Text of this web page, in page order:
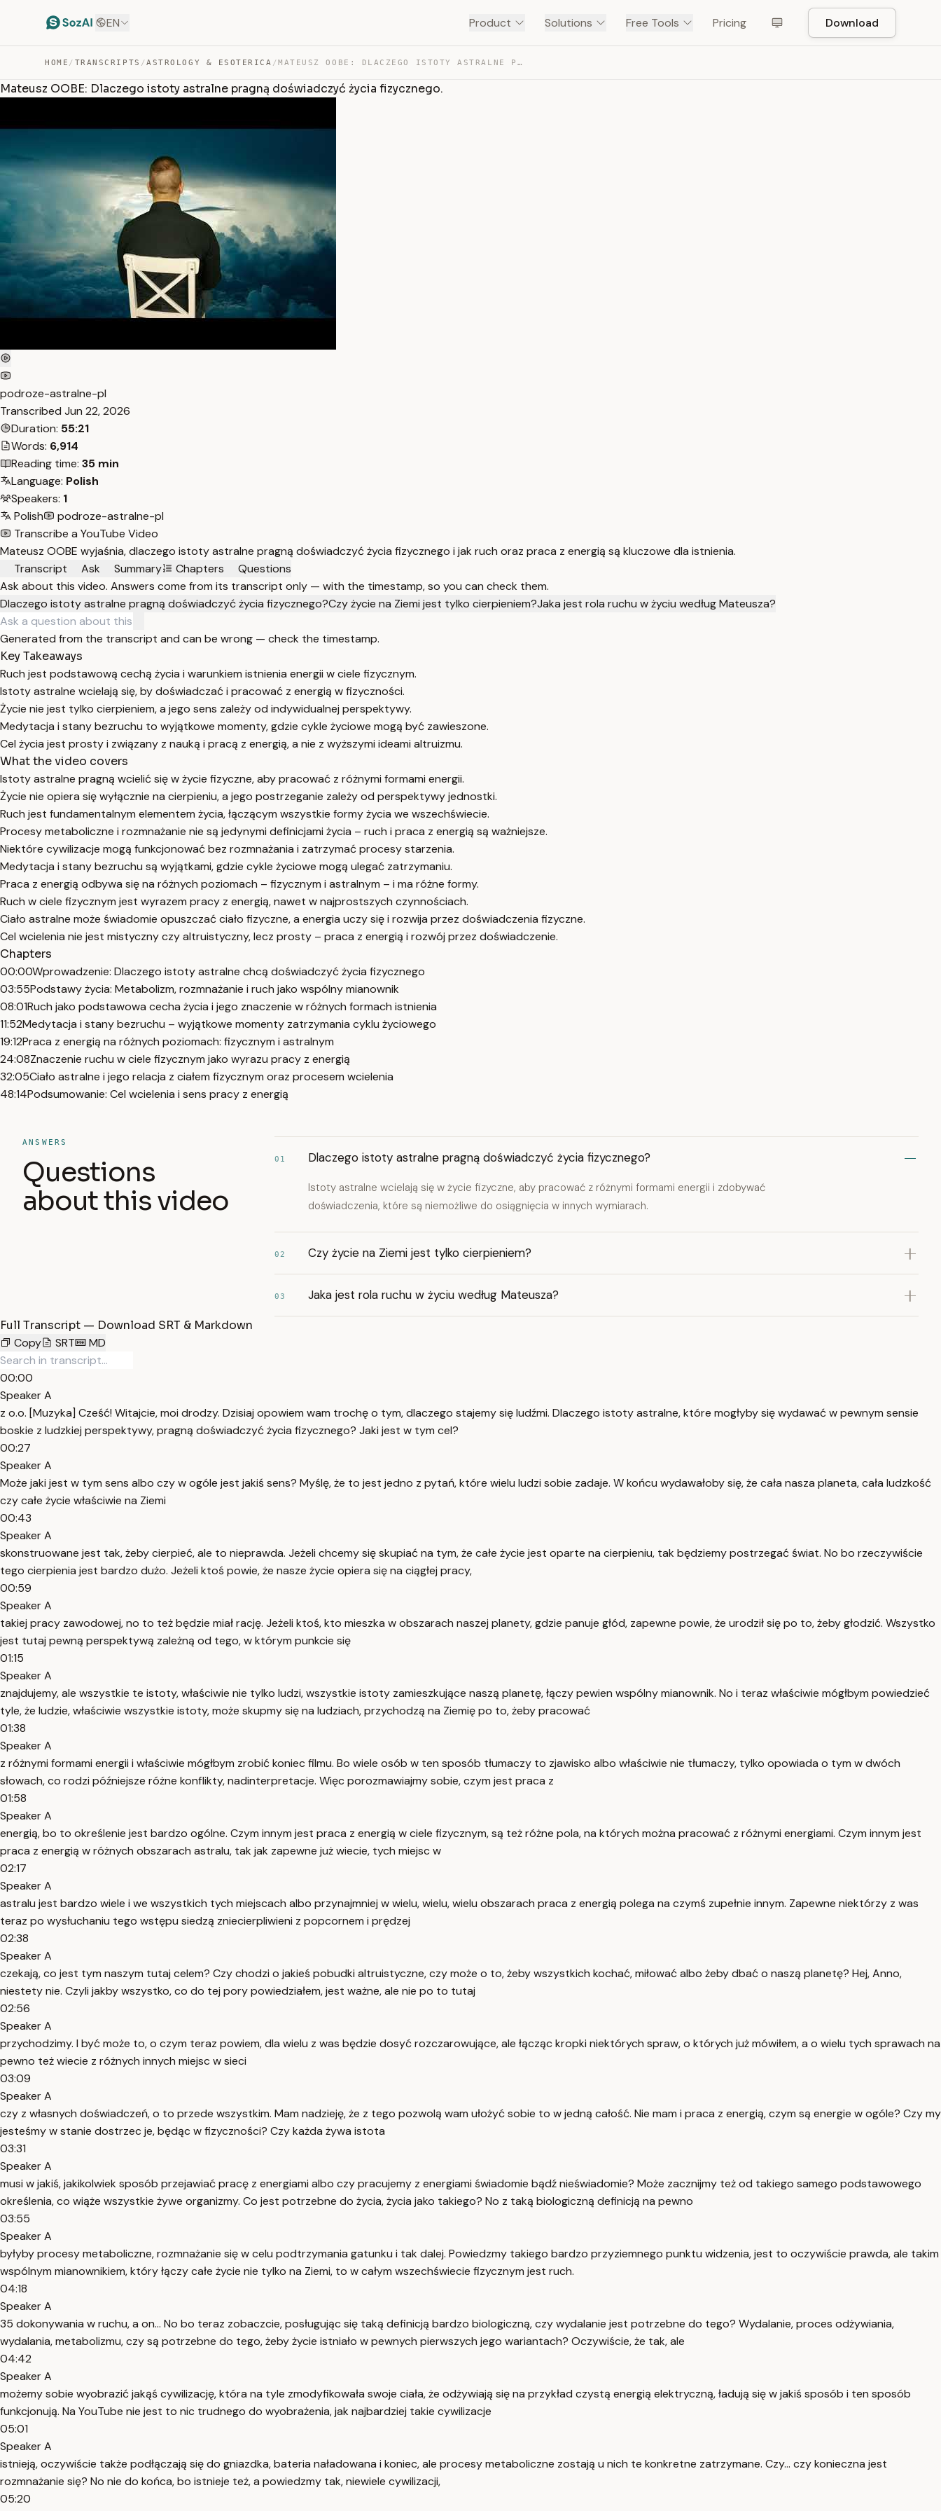
EN Product Solutions Free Tools Pricing Download
HOME / TRANSCRIPTS /ASTROLOGY & ESOTERICA / MATEUSZ OOBE: DLACZEGO ISTOTY ASTRALNE PRAGNĄ DOŚWIADCZ… — TRANSCRIPT
Mateusz OOBE: Dlaczego istoty astralne pragną doświadczyć życia fizycznego.
podroze-astralne-pl
Transcribed Jun 22, 2026
Duration: 55:21
Words: 6,914
Reading time: 35 min
Language: Polish
Speakers: 1
Polish
podroze-astralne-pl
Transcribe a YouTube Video
Mateusz OOBE wyjaśnia, dlaczego istoty astralne pragną doświadczyć życia fizycznego i jak ruch oraz praca z energią są kluczowe dla istnienia.
Transcript
Ask Summary Chapters
Questions
Ask about this video. Answers come from its transcript only — with the timestamp, so you can check them.
Dlaczego istoty astralne pragną doświadczyć życia fizycznego?Czy życie na Ziemi jest tylko cierpieniem?Jaka jest rola ruchu w życiu według Mateusza?
Generated from the transcript and can be wrong — check the timestamp.
Key Takeaways
Ruch jest podstawową cechą życia i warunkiem istnienia energii w ciele fizycznym.
Istoty astralne wcielają się, by doświadczać i pracować z energią w fizyczności.
Życie nie jest tylko cierpieniem, a jego sens zależy od indywidualnej perspektywy.
Medytacja i stany bezruchu to wyjątkowe momenty, gdzie cykle życiowe mogą być zawieszone.
Cel życia jest prosty i związany z nauką i pracą z energią, a nie z wyższymi ideami altruizmu.
What the video covers
Istoty astralne pragną wcielić się w życie fizyczne, aby pracować z różnymi formami energii.
Życie nie opiera się wyłącznie na cierpieniu, a jego postrzeganie zależy od perspektywy jednostki.
Ruch jest fundamentalnym elementem życia, łączącym wszystkie formy życia we wszechświecie.
Procesy metaboliczne i rozmnażanie nie są jedynymi definicjami życia – ruch i praca z energią są ważniejsze.
Niektóre cywilizacje mogą funkcjonować bez rozmnażania i zatrzymać procesy starzenia.
Medytacja i stany bezruchu są wyjątkami, gdzie cykle życiowe mogą ulegać zatrzymaniu.
Praca z energią odbywa się na różnych poziomach – fizycznym i astralnym – i ma różne formy.
Ruch w ciele fizycznym jest wyrazem pracy z energią, nawet w najprostszych czynnościach.
Ciało astralne może świadomie opuszczać ciało fizyczne, a energia uczy się i rozwija przez doświadczenia fizyczne.
Cel wcielenia nie jest mistyczny czy altruistyczny, lecz prosty – praca z energią i rozwój przez doświadczenie.
Chapters
00:00Wprowadzenie: Dlaczego istoty astralne chcą doświadczyć życia fizycznego
03:55Podstawy życia: Metabolizm, rozmnażanie i ruch jako wspólny mianownik
08:01Ruch jako podstawowa cecha życia i jego znaczenie w różnych formach istnienia
11:52Medytacja i stany bezruchu – wyjątkowe momenty zatrzymania cyklu życiowego
19:12Praca z energią na różnych poziomach: fizycznym i astralnym
24:08Znaczenie ruchu w ciele fizycznym jako wyrazu pracy z energią
32:05Ciało astralne i jego relacja z ciałem fizycznym oraz procesem wcielenia
48:14Podsumowanie: Cel wcielenia i sens pracy z energią
ANSWERS
Questions
about this video
01 Dlaczego istoty astralne pragną doświadczyć życia fizycznego?
Istoty astralne wcielają się w życie fizyczne, aby pracować z różnymi formami energii i zdobywać
doświadczenia, które są niemożliwe do osiągnięcia w innych wymiarach.
02 Czy życie na Ziemi jest tylko cierpieniem?
03 Jaka jest rola ruchu w życiu według Mateusza?
Full Transcript — Download SRT & Markdown
Copy
SRT MD
00:00
Speaker A
z o.o. [Muzyka] Cześć! Witajcie, moi drodzy. Dzisiaj opowiem wam trochę o tym, dlaczego stajemy się ludźmi. Dlaczego istoty astralne, które mogłyby się wydawać w pewnym sensie
boskie z ludzkiej perspektywy, pragną doświadczyć życia fizycznego? Jaki jest w tym cel?
00:27
Speaker A
Może jaki jest w tym sens albo czy w ogóle jest jakiś sens? Myślę, że to jest jedno z pytań, które wielu ludzi sobie zadaje. W końcu wydawałoby się, że cała nasza planeta, cała ludzkość
czy całe życie właściwie na Ziemi
00:43
Speaker A
skonstruowane jest tak, żeby cierpieć, ale to nieprawda. Jeżeli chcemy się skupiać na tym, że całe życie jest oparte na cierpieniu, tak będziemy postrzegać świat. No bo rzeczywiście
tego cierpienia jest bardzo dużo. Jeżeli ktoś powie, że nasze życie opiera się na ciągłej pracy,
00:59
Speaker A
takiej pracy zawodowej, no to też będzie miał rację. Jeżeli ktoś, kto mieszka w obszarach naszej planety, gdzie panuje głód, zapewne powie, że urodził się po to, żeby głodzić. Wszystko
jest tutaj pewną perspektywą zależną od tego, w którym punkcie się
01:15
Speaker A
znajdujemy, ale wszystkie te istoty, właściwie nie tylko ludzi, wszystkie istoty zamieszkujące naszą planetę, łączy pewien wspólny mianownik. No i teraz właściwie mógłbym powiedzieć
tyle, że ludzie, właściwie wszystkie istoty, może skupmy się na ludziach, przychodzą na Ziemię po to, żeby pracować
01:38
Speaker A
z różnymi formami energii i właściwie mógłbym zrobić koniec filmu. Bo wiele osób w ten sposób tłumaczy to zjawisko albo właściwie nie tłumaczy, tylko opowiada o tym w dwóch
słowach, co rodzi późniejsze różne konflikty, nadinterpretacje. Więc porozmawiajmy sobie, czym jest praca z
01:58
Speaker A
energią, bo to określenie jest bardzo ogólne. Czym innym jest praca z energią w ciele fizycznym, są też różne pola, na których można pracować z różnymi energiami. Czym innym jest
praca z energią w różnych obszarach astralu, tak jak zapewne już wiecie, tych miejsc w
02:17
Speaker A
astralu jest bardzo wiele i we wszystkich tych miejscach albo przynajmniej w wielu, wielu, wielu obszarach praca z energią polega na czymś zupełnie innym. Zapewne niektórzy z was
teraz po wysłuchaniu tego wstępu siedzą zniecierpliwieni z popcornem i prędzej
02:38
Speaker A
czekają, co jest tym naszym tutaj celem? Czy chodzi o jakieś pobudki altruistyczne, czy może o to, żeby wszystkich kochać, miłować albo żeby dbać o naszą planetę? Hej, Anno,
niestety nie. Czyli jakby wszystko, co do tej pory powiedziałem, jest ważne, ale nie po to tutaj
02:56
Speaker A
przychodzimy. I być może to, o czym teraz powiem, dla wielu z was będzie dosyć rozczarowujące, ale łącząc kropki niektórych spraw, o których już mówiłem, a o wielu tych sprawach na
pewno też wiecie z różnych innych miejsc w sieci
03:09
Speaker A
czy z własnych doświadczeń, o to przede wszystkim. Mam nadzieję, że z tego pozwolą wam ułożyć sobie to w jedną całość. Nie mam i praca z energią, czym są energie w ogóle? Czy my
jesteśmy w stanie dostrzec je, będąc w fizyczności? Czy każda żywa istota
03:31
Speaker A
musi w jakiś, jakikolwiek sposób przejawiać pracę z energiami albo czy pracujemy z energiami świadomie bądź nieświadomie? Może zacznijmy też od takiego samego podstawowego
określenia, co wiąże wszystkie żywe organizmy. Co jest potrzebne do życia, życia jako takiego? No z taką biologiczną definicją na pewno
03:55
Speaker A
byłyby procesy metaboliczne, rozmnażanie się w celu podtrzymania gatunku i tak dalej. Powiedzmy takiego bardzo przyziemnego punktu widzenia, jest to oczywiście prawda, ale takim
wspólnym mianownikiem, który łączy całe życie nie tylko na Ziemi, to w całym wszechświecie fizycznym jest ruch.
04:18
Speaker A
35 dokonywania w ruchu, a on... No bo teraz zobaczcie, posługując się taką definicją bardzo biologiczną, czy wydalanie jest potrzebne do tego? Wydalanie, proces odżywiania,
wydalania, metabolizmu, czy są potrzebne do tego, żeby życie istniało w pewnych pierwszych jego wariantach? Oczywiście, że tak, ale
04:42
Speaker A
możemy sobie wyobrazić jakąś cywilizację, która na tyle zmodyfikowała swoje ciała, że odżywiają się na przykład czystą energią elektryczną, ładują się w jakiś sposób i ten sposób
funkcjonują. Na YouTube nie jest to nic trudnego do wyobrażenia, jak najbardziej takie cywilizacje
05:01
Speaker A
istnieją, oczywiście także podłączają się do gniazdka, bateria naładowana i koniec, ale procesy metaboliczne zostają u nich te konkretne zatrzymane. Czy... czy konieczna jest
rozmnażanie się? No nie do końca, bo istnieje też, a powiedzmy tak, niewiele cywilizacji,
05:20